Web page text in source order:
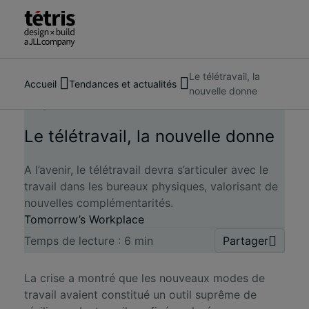
À propos de nous
Tendances et actualités
Accueil Tendances et actualités
Le télétravail, la
nouvelle donne
Rechercher
des
des
actualités
et
des
Le télétravail, la nouvelle donne
A l’avenir, le télétravail devra s’articuler avec le
travail dans les bureaux physiques, valorisant de
nouvelles complémentarités.
Tomorrow’s Workplace
Temps de lecture : 6 min Partager
La crise a montré que les nouveaux modes de
travail avaient constitué un outil suprême de